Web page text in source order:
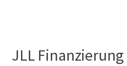
JLL Finanzierung